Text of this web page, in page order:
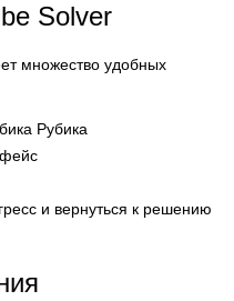
Solver
множество удобных
Рубика
и вернуться к решению